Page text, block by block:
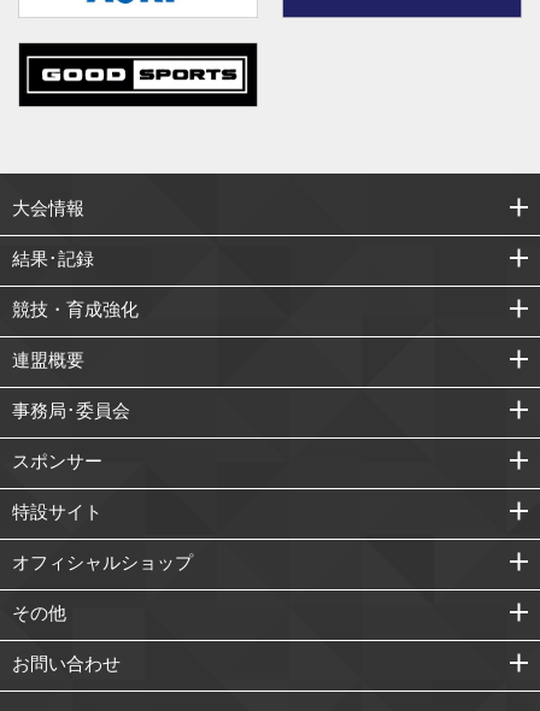
大会情報
結果･記録
競技・育成強化
連盟概要
事務局･委員会
スポンサー
特設サイト
オフィシャルショップ
その他
お問い合わせ